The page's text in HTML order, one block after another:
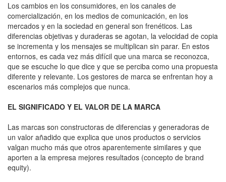
Los cambios en los consumidores, en los canales de
comercialización, en los medios de comunicación, en los
mercados y en la sociedad en general son frenéticos. Las
diferencias objetivas y duraderas se agotan, la velocidad de copia
se incrementa y los mensajes se multiplican sin parar. En estos
entornos, es cada vez más difícil que una marca se reconozca,
que se escuche lo que dice y que se perciba como una propuesta
diferente y relevante. Los gestores de marca se enfrentan hoy a
escenarios más complejos que nunca.
EL SIGNIFICADO Y EL VALOR DE LA MARCA
Las marcas son constructoras de diferencias y generadoras de
un valor añadido que explica que unos productos o servicios
valgan mucho más que otros aparentemente similares y que
aporten a la empresa mejores resultados (concepto de brand
equity).